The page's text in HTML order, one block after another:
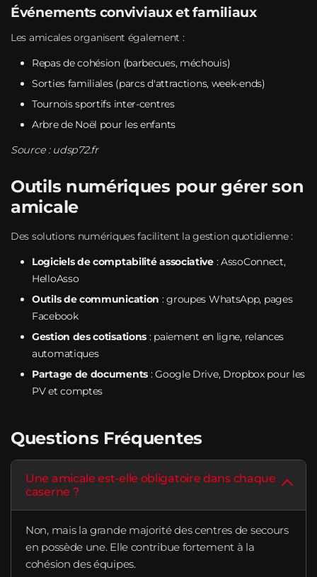
Événements conviviaux et familiaux
Les amicales organisent également :
Repas de cohésion (barbecues, méchouis)
Sorties familiales (parcs d'attractions, week-ends)
Tournois sportifs inter-centres
Arbre de Noël pour les enfants
Source : udsp72.fr
Outils numériques pour gérer son
amicale
Des solutions numériques facilitent la gestion quotidienne :
Logiciels de comptabilité associative: AssoConnect,
HelloAsso
Outils de communication : groupes WhatsApp, pages
Facebook
Gestion des cotisations : paiement en ligne, relances
automatiques
Partage de documents : Google Drive, Dropbox pour les
PV et comptes
Questions Fréquentes
Une amicale est-elle obligatoire dans chaque
caserne ?
Non, mais la grande majorité des centres de secours
en possède une. Elle contribue fortement à la
cohésion des équipes.